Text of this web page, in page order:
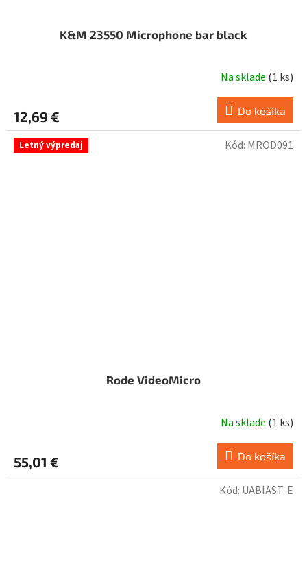
K&M 23550 Microphone bar black
Na sklade (1 ks)
12,69 € Do košíka
Letný výpredaj
Rode VideoMicro
Na sklade (1 ks)
55,01 € Do košíka
Kód: MROD091
Kód: UABIAST-E